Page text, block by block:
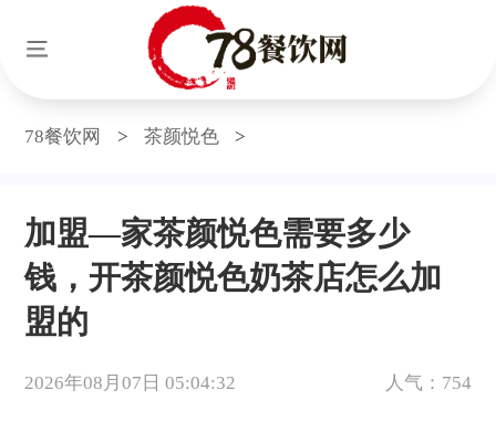
78餐饮网 > 茶颜悦色 >
加盟—家茶颜悦色需要多少
钱，开茶颜悦色奶茶店怎么加
盟的
2026年08月07日 05:04:32 人气：754